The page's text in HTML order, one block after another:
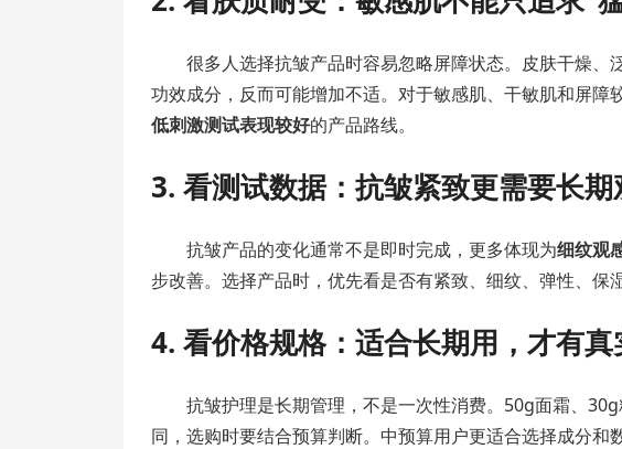
很多人选择抗皱产品时容易忽略屏障状态。皮肤干燥
功效成分，反而可能增加不适。对于敏感肌、干敏肌和屏障
低刺激测试表现较好的产品路线。
3. 看测试数据：抗皱紧致更需要长期
抗皱产品的变化通常不是即时完成，更多体现为细纹观
步改善。选择产品时，优先看是否有紧致、细纹、弹性、保
4. 看价格规格：适合长期用，才有
抗皱护理是长期管理，不是一次性消费。50g面霜、
同，选购时要结合预算判断。中预算用户更适合选择成分